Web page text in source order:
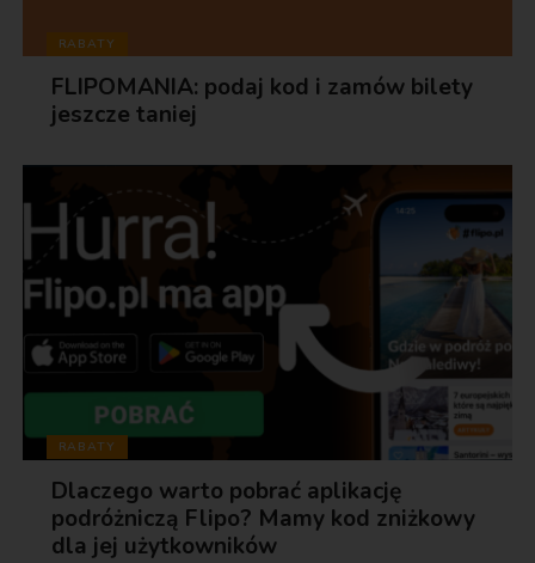
RABATY
FLIPOMANIA: podaj kod i zamów bilety
jeszcze taniej
RABATY
Dlaczego warto pobrać aplikację
podróżniczą Flipo? Mamy kod zniżkowy
dla jej użytkowników